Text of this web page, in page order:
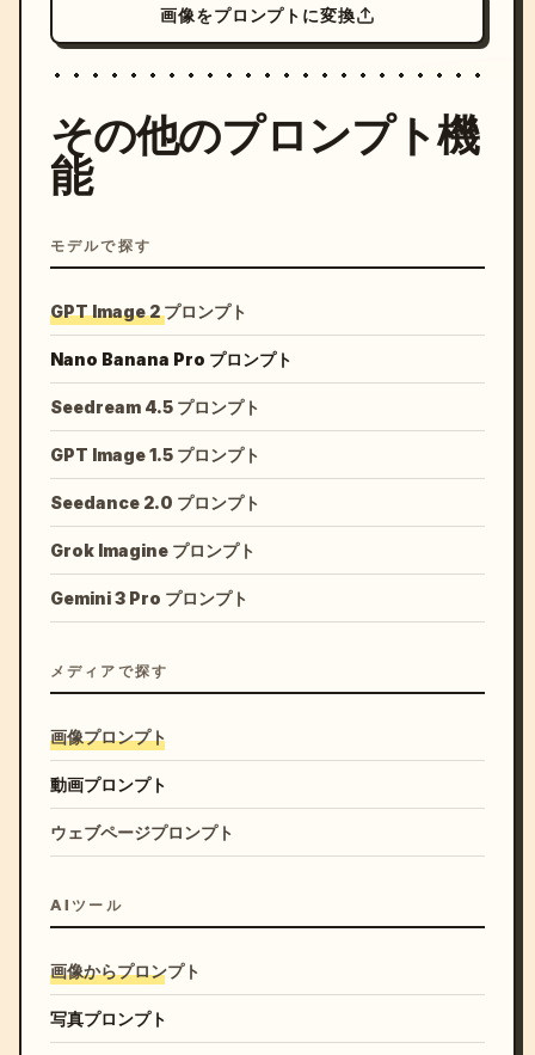
画像をプロンプトに変換
その他のプロンプト機
能
モデルで探す
GPT Image 2 プロンプト
Nano Banana Pro プロンプト
Seedream 4.5 プロンプト
GPT Image 1.5 プロンプト
Seedance 2.0 プロンプト
Grok Imagine プロンプト
Gemini 3 Pro プロンプト
メディアで探す
画像プロンプト
動画プロンプト
ウェブページプロンプト
AIツール
画像からプロンプト
写真プロンプト